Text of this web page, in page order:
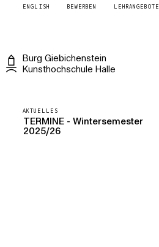
ENGLISH BEWERBEN LEHRANGEBOTE
Burg Giebichenstein
Kunsthochschule Halle
AKTUELLES
TERMINE - Wintersemester
2025/26